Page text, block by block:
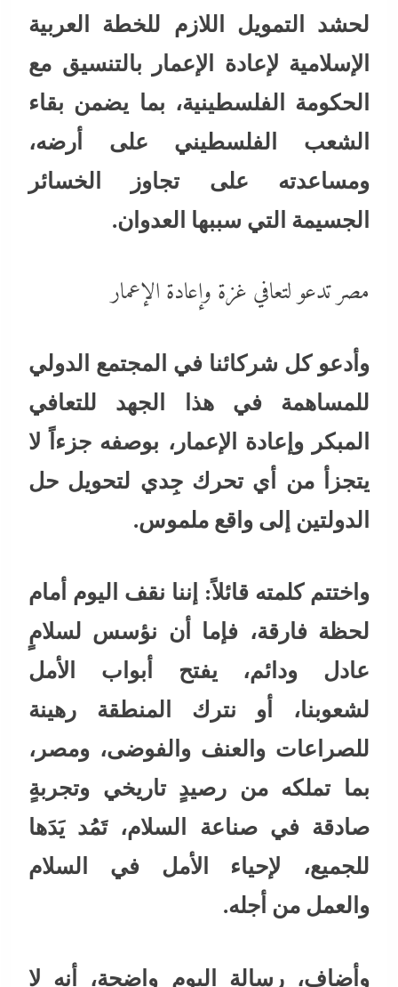
لحشد التمويل اللازم للخطة العربية
الإسلامية لإعادة الإعمار بالتنسيق مع
الحكومة الفلسطينية، بما يضمن بقاء
الشعب الفلسطيني على أرضه،
ومساعدته على تجاوز الخسائر
الجسيمة التي سببها العدوان.
مصر تدعو لتعافي غزة وإعادة الإعمار
وأدعو كل شركائنا في المجتمع الدولي
للمساهمة في هذا الجهد للتعافي
المبكر وإعادة الإعمار، بوصفه جزءاً لا
يتجزأ من أي تحرك جِدي لتحويل حل
الدولتين إلى واقع ملموس.
واختتم كلمته قائلاً: إننا نقف اليوم أمام
لحظة فارقة، فإما أن نؤسس لسلامٍ
عادل ودائم، يفتح أبواب الأمل
لشعوبنا، أو نترك المنطقة رهينة
للصراعات والعنف والفوضى، ومصر،
بما تملكه من رصيدٍ تاريخي وتجربةٍ
صادقة في صناعة السلام، تَمُد يَدَها
للجميع، لإحياء الأمل في السلام
والعمل من أجله.
وأضاف، رسالة اليوم واضحة، أنه لا